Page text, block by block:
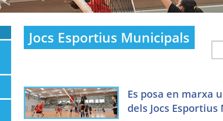
Jocs Esportius Municipals
Es posa en marxa
dels Jocs